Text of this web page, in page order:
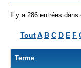
Il y a 286 entrées
ToutA B C D E F
Terme